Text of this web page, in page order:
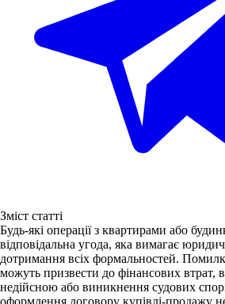
Зміст статті
Будь-які операції з квартирами або
відповідальна угода, яка вимагає
дотримання всіх формальностей.
можуть призвести до фінансових втрат,
недійсною або виникнення судових
оформлення договору купівлі-продажу